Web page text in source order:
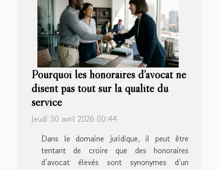
Pourquoi les honoraires d’avocat ne
disent pas tout sur la qualité du
service
Jeudi 30 avril 2026 00:44
Dans le domaine juridique, il peut être
tentant de croire que des honoraires
d’avocat élevés sont synonymes d’un